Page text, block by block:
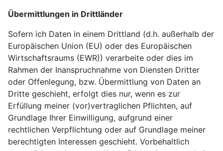
Übermittlungen in Drittländer
Sofern ich Daten in einem Drittland (d.h. außerhalb der
Europäischen Union (EU) oder des Europäischen
Wirtschaftsraums (EWR)) verarbeite oder dies im
Rahmen der Inanspruchnahme von Diensten Dritter
oder Offenlegung, bzw. Übermittlung von Daten an
Dritte geschieht, erfolgt dies nur, wenn es zur
Erfüllung meiner (vor)vertraglichen Pflichten, auf
Grundlage Ihrer Einwilligung, aufgrund einer
rechtlichen Verpflichtung oder auf Grundlage meiner
berechtigten Interessen geschieht. Vorbehaltlich